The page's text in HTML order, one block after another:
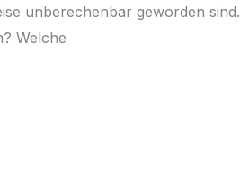
unberechenbar geworden
Welche